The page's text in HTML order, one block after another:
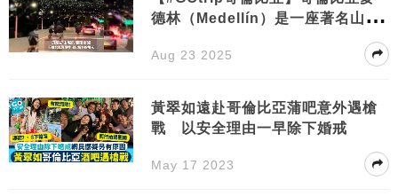
德林（Medellín）是一座著名山城
位於安蒂奧基亞省山谷中四周群山
環繞建築依山而建入夜之後滿山燈
Aug 23 2025
黃翠如遠赴哥倫比亞蒲吧意外遇槍
戰 以安全理由一早除下婚戒
May 17 2023